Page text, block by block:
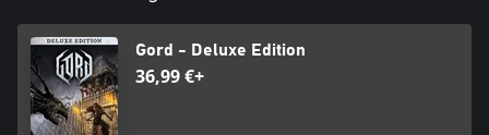
Gord - Deluxe Edition
36,99 €+